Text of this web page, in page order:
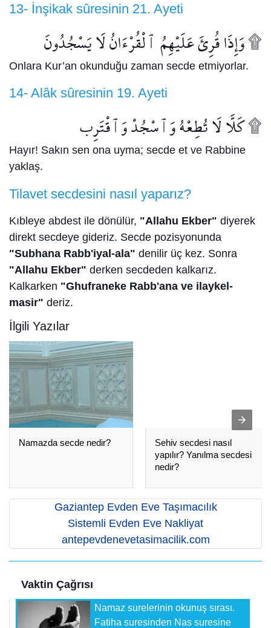
13- İnşikak sûresinin 21. Ayeti
وَإِذَا قُرِئَ عَلَيْهِمُ ٱلْقُرْءَانُ لَا يَسْجُدُونَ ۩
Onlara Kur’an okunduğu zaman secde etmiyorlar.
14- Alâk sûresinin 19. Ayeti
كَلَّا لَا تُطِعْهُ وَٱسْجُدْ وَٱقْتَرِب ۩
Hayır! Sakın sen ona uyma; secde et ve Rabbine
yaklaş.
Tilavet secdesini nasıl yaparız?
Kıbleye abdest ile dönülür, "Allahu Ekber" diyerek
direkt secdeye gideriz. Secde pozisyonunda
"Subhana Rabb'iyal-ala" denilir üç kez. Sonra
"Allahu Ekber" derken secdeden kalkarız.
Kalkarken "Ghufraneke Rabb'ana ve ilaykel-
masir" deriz.
İlgili Yazılar
Namazda secde nedir?
Sehiv secdesi nasıl
yapılır? Yanılma secdesi
nedir?
Gaziantep Evden Eve Taşımacılık
Sistemli Evden Eve Nakliyat
antepevdenevetasimacilik.com
Vaktin Çağrısı
Namaz surelerinin okunuş sırası.
Fatiha suresinden Nas suresine